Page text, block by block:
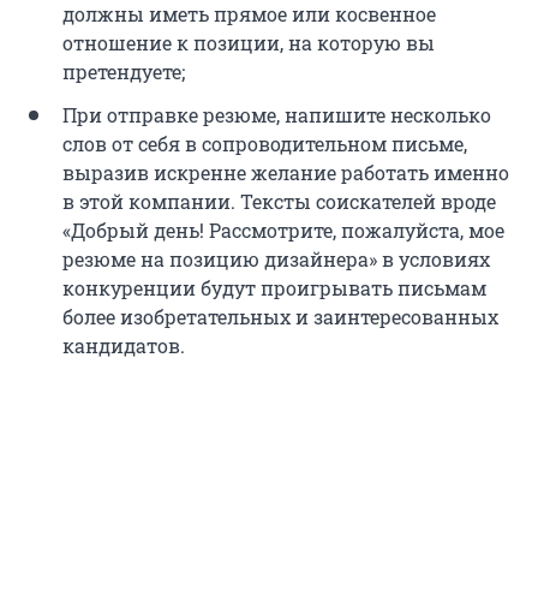
должны иметь прямое или косвенное
отношение к позиции, на которую вы
претендуете;
При отправке резюме, напишите несколько
слов от себя в сопроводительном письме,
выразив искренне желание работать именно
в этой компании. Тексты соискателей вроде
«Добрый день! Рассмотрите, пожалуйста, мое
резюме на позицию дизайнера» в условиях
конкуренции будут проигрывать письмам
более изобретательных и заинтересованных
кандидатов.